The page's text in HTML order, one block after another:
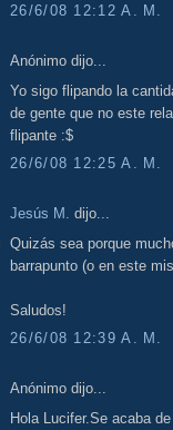
26/6/08 12:12 A. M.
Anónimo dijo...
Yo sigo flipando la
de gente que no este
flipante :$
26/6/08 12:25 A. M.
Jesús M. dijo...
Quizás sea porque
barrapunto (o en este
Saludos!
26/6/08 12:39 A. M.
Anónimo dijo...
Hola Lucifer.Se acaba